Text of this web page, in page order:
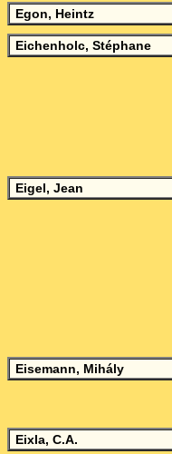
Egon, Heintz
Eichenholc, Stéphane
Eigel, Jean
Eisemann, Mihály
Eixla, C.A.